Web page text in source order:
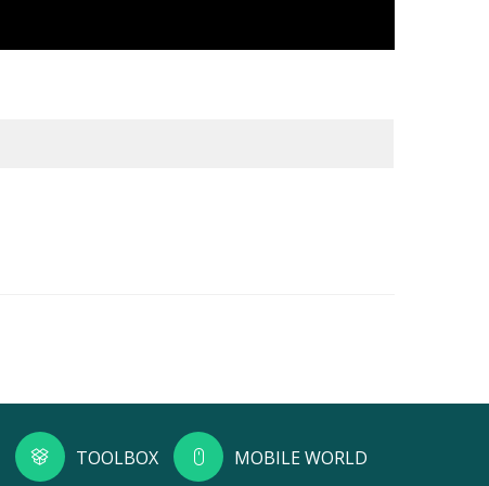
TOOLBOX MOBILE WORLD